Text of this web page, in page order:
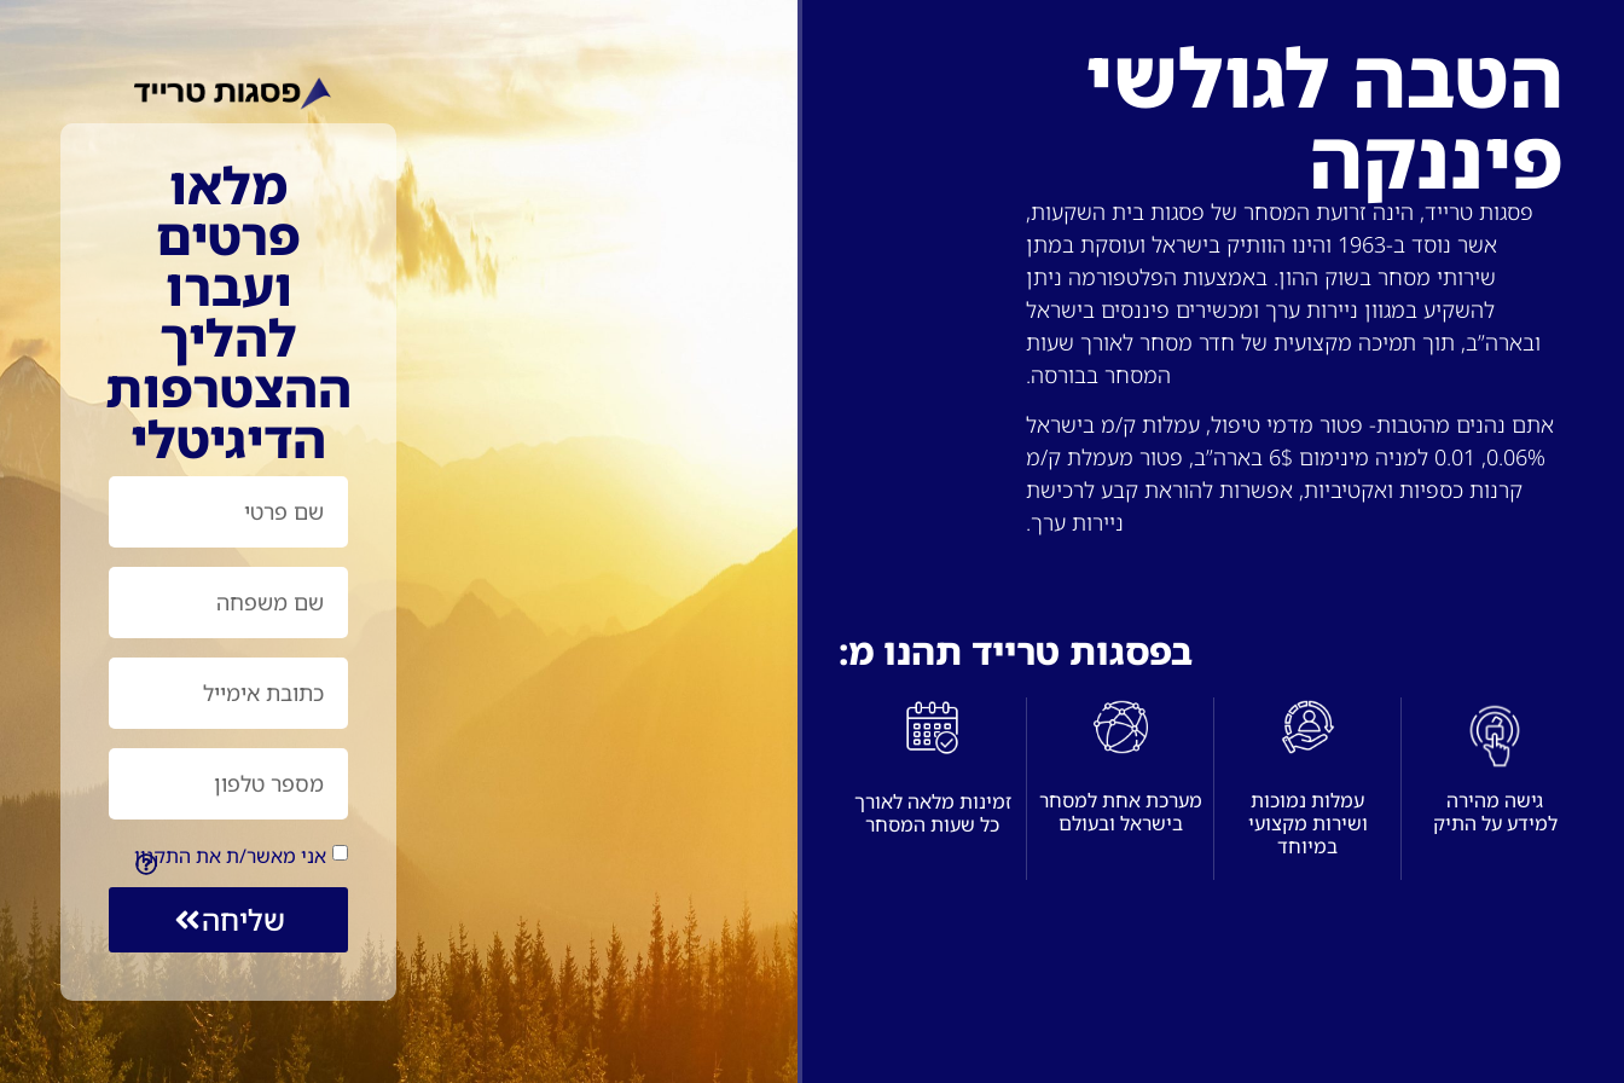
מלאו
פרטים
ועברו
להליך
ההצטרפות
הדיגיטלי​
אני מאשר/ת את התקנון
שליחה
הטבה לגולשי
פיננקה
פסגות טרייד, הינה זרועת המסחר של פסגות בית השקעות,
אשר נוסד ב-1963 והינו הוותיק בישראל ועוסקת במתן
שירותי מסחר בשוק ההון. באמצעות הפלטפורמה ניתן
להשקיע במגוון ניירות ערך ומכשירים פיננסים בישראל
ובארה”ב, תוך תמיכה מקצועית של חדר מסחר לאורך שעות
המסחר בבורסה.
אתם נהנים מהטבות- פטור מדמי טיפול, עמלות ק/מ בישראל
0.06%, 0.01 למניה מינימום 6$ בארה”ב, פטור מעמלת ק/מ
קרנות כספיות ואקטיביות, אפשרות להוראת קבע לרכישת
ניירות ערך.
בפסגות טרייד תהנו מ:
זמינות מלאה לאורך
כל שעות המסחר
מערכת אחת למסחר
בישראל ובעולם
עמלות נמוכות
ושירות מקצועי
גישה מהירה
למידע על התיק